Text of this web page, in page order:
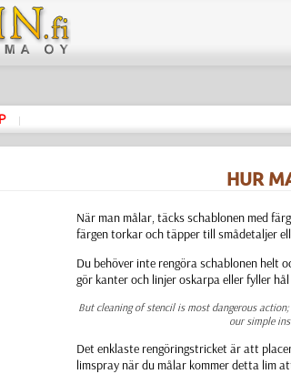
|
HUR
När man målar, täcks schablonen med
färgen torkar och täpper till smådetaljer
Du behöver inte rengöra schablonen helt
gör kanter och linjer oskarpa eller fyller
But cleaning of stencil is most dangerous
our simple
Det enklaste rengöringstricket är att
limspray när du målar kommer detta lim